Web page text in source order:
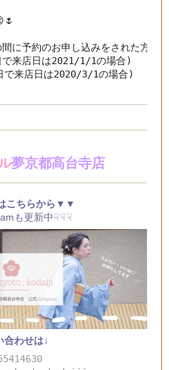
予約のお申し込みをされた方が
来店日は2021/1/1の場合)
来店日は2020/3/1の場合)
夢京都高台寺店
こちらから▼▼
も更新中☟☟☟
合わせは↓